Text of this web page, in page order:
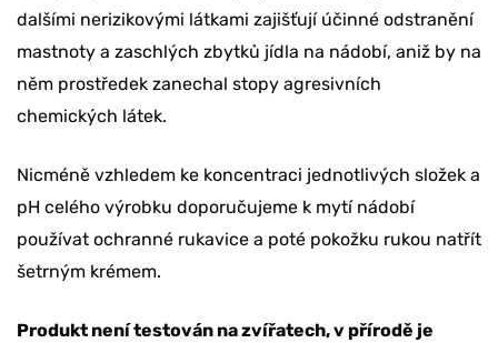
dalšími nerizikovými látkami zajišťují účinné odstranění
mastnoty a zaschlých zbytků jídla na nádobí, aniž by na
něm prostředek zanechal stopy agresivních
chemických látek.
Nicméně vzhledem ke koncentraci jednotlivých složek a
pH celého výrobku doporučujeme k mytí nádobí
používat ochranné rukavice a poté pokožku rukou natřít
šetrným krémem.
Produkt není testován na zvířatech, v přírodě je